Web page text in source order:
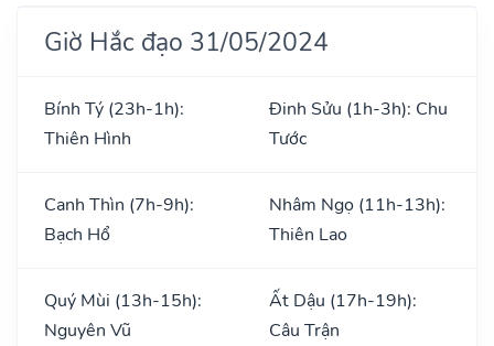
Giờ Hắc đạo 31/05/2024
Bính Tý (23h-1h):
Thiên Hình
Đinh Sửu (1h-3h): Chu
Tước
Canh Thìn (7h-9h):
Bạch Hổ
Nhâm Ngọ (11h-13h):
Thiên Lao
Quý Mùi (13h-15h):
Nguyên Vũ
Ất Dậu (17h-19h):
Câu Trận